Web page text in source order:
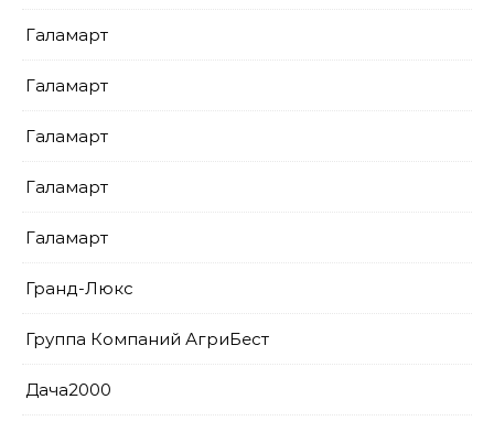
Галамарт
Галамарт
Галамарт
Галамарт
Галамарт
Гранд-Люкс
Группа Компаний АгриБест
Дача2000